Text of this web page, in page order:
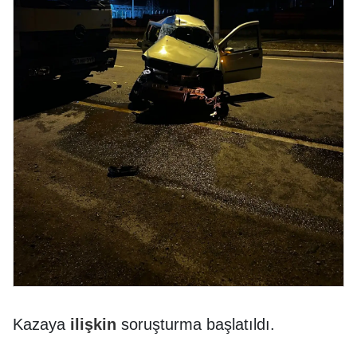
Kazaya ilişkin soruşturma başlatıldı.